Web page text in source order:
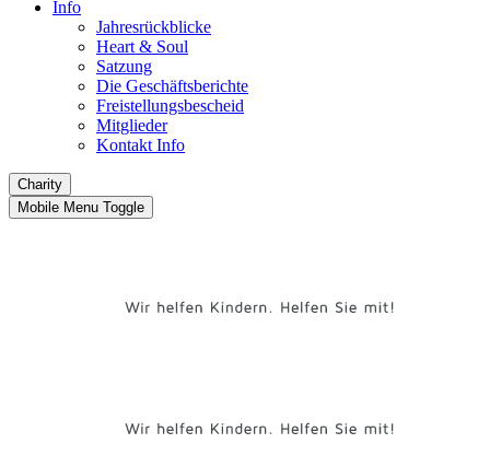
Info
Jahresrückblicke
Heart & Soul
Satzung
Die Geschäftsberichte
Freistellungsbescheid
Mitglieder
Kontakt Info
Charity
Mobile Menu Toggle